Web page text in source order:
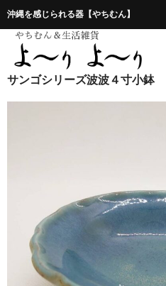
沖縄を感じられる器【やちむん】
サンゴシリーズ波波４寸小鉢